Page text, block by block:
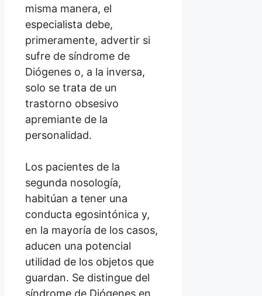
misma manera, el
especialista debe,
primeramente, advertir si
sufre de síndrome de
Diógenes o, a la inversa,
solo se trata de un
trastorno obsesivo
apremiante de la
personalidad.
Los pacientes de la
segunda nosología,
habitúan a tener una
conducta egosintónica y,
en la mayoría de los casos,
aducen una potencial
utilidad de los objetos que
guardan. Se distingue del
síndrome de Diógenes en